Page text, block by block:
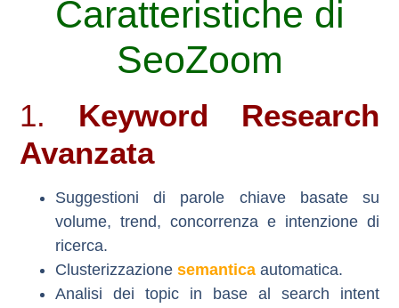
Caratteristiche di
SeoZoom
1. Keyword Research
Avanzata
Suggestioni di parole chiave basate su
volume, trend, concorrenza e intenzione di
ricerca.
Clusterizzazionesemantica automatica.
Analisi dei topic in base al search intent